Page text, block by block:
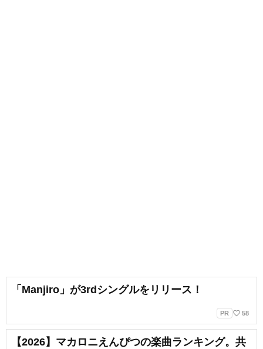
「Manjiro」が3rdシングルをリリース！
PR favorite_border 58
【2026】マカロニえんぴつの楽曲ランキング。共